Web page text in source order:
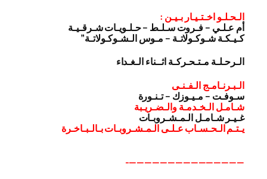
الـحـلـو اخـتـيـار بـيـن :
أم عـلـي – فـروت سـلـط – حـلـويـات شـرقـيـة
كـيـكـة شـوكـولاتـة – مـوس الـشـوكـولاتـة”
الـرحـلـة مـتـحـركـة اثــناء الـغـداء
الـبـرنـامـج الـفـنـى
سـوفـت – مـيـوزك – تـنـورة
شـامـل الـخـدمـة والـضـريـبة
غـيـر شـامـل الـمـشـروبـات
يـتـم الـحـسـاب عـلـى الـمـشـروبـات بـالـبـاخـرة
———————————————-